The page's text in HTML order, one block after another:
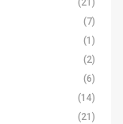
(21)
(7)
(1)
(2)
(6)
(14)
(21)